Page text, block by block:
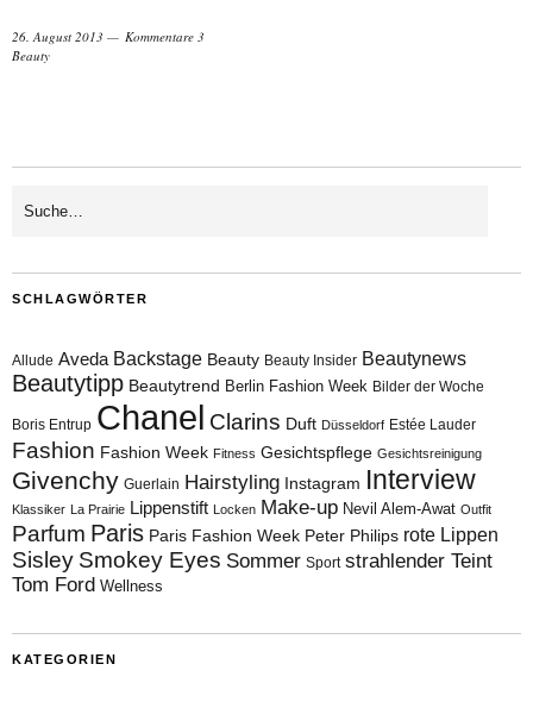
26. August 2013
Kommentare 3
Beauty
SCHLAGWÖRTER
Allude Aveda Backstage Beauty Beauty Insider Beautynews
Beautytipp Beautytrend Berlin Fashion Week Bilder der Woche
Boris Entrup Chanel Clarins Duft Düsseldorf Estée Lauder
Fashion Fashion Week Fitness Gesichtspflege Gesichtsreinigung
Givenchy Guerlain Hairstyling Instagram Interview
Klassiker La Prairie Lippenstift Locken Make-up Nevil Alem-Awat Outfit
Parfum Paris Paris Fashion Week Peter Philips rote Lippen
Sisley Smokey Eyes Sommer Sport strahlender Teint
Tom Ford Wellness
KATEGORIEN